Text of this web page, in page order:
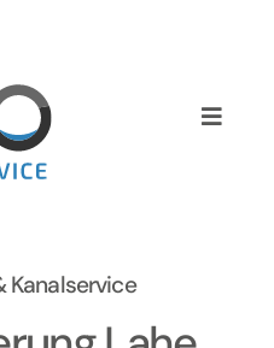
Toggle
Kanalservice